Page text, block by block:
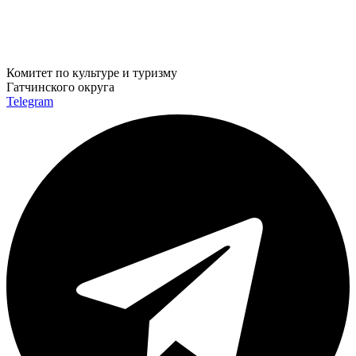
Комитет по культуре и туризму
Гатчинского округа
Telegram